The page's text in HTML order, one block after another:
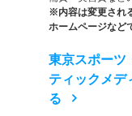
※内容は変更され
ホームページなど
東京スポーツ
ティックメデ
る